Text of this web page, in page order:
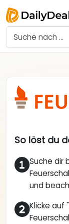
So löst du
Suche dir
und
Klicke auf